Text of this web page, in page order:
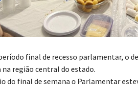
final de recesso parlamentar, o
na região central do estado.
do final de semana o Parlamentar